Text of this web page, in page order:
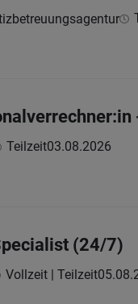
Teilzeit03.08.2026
(24/7)
Vollzeit | Teilzeit